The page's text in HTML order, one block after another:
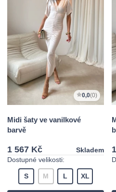
0,0(0)
Midi šaty ve vanilkové
barvě
1 567 Kč
Skladem
Dostupné velikosti:
S M L XL